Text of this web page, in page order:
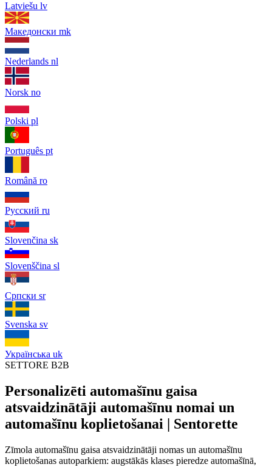
Latviešu lv
Македонски mk
Nederlands nl
Norsk no
Polski pl
Português pt
Română ro
Русский ru
Slovenčina sk
Slovenščina sl
Српски sr
Svenska sv
Українська uk
SETTORE B2B
Personalizēti automašīnu gaisa
atsvaidzinātāji automašīnu nomai un
automašīnu koplietošanai | Sentorette
Zīmola automašīnu gaisa atsvaidzinātāji nomas un automašīnu
koplietošanas autoparkiem: augstākās klases pieredze automašīnā,